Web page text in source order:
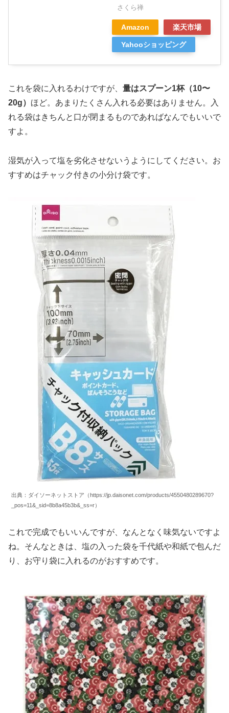
さくら禅
Amazon 楽天市場
Yahooショッピング
これを袋に入れるわけですが、 量はスプーン1杯（10〜
20g） ほど。あまりたくさん入れる必要はありません。入
れる袋はきちんと口が閉まるものであればなんでもいいで
すよ。
湿気が入って塩を劣化させないうようにしてください。お
すすめはチャック付きの小分け袋です。
出典：ダイソーネットストア（https://jp.daisonet.com/products/4550480289670?
_pos=11&_sid=8b8a45b3b&_ss=r）
これで完成でもいいんですが、なんとなく味気ないですよ
ね。そんなときは、塩の入った袋を千代紙や和紙で包んだ
り、お守り袋に入れるのがおすすめです。